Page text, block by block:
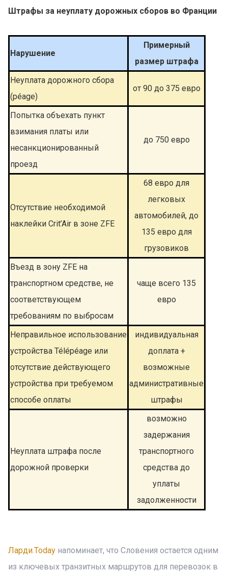
Штрафы за неуплату дорожных сборов во Франции
Нарушение
Примерный
размер штрафа
Неуплата дорожного сбора
(péage)
от 90 до 375 евро
Попытка объехать пункт
взимания платы или
несанкционированный
проезд
до 750 евро
Отсутствие необходимой
наклейки Crit’Air в зоне ZFE
68 евро для
легковых
автомобилей, до
135 евро для
грузовиков
Въезд в зону ZFE на
транспортном средстве, не
соответствующем
требованиям по выбросам
чаще всего 135
евро
Неправильное использование
устройства Télépéage или
отсутствие действующего
устройства при требуемом
способе оплаты
индивидуальная
доплата +
возможные
административные
штрафы
Неуплата штрафа после
дорожной проверки
возможно
задержания
транспортного
средства до
уплаты
задолженности
Ларди.Today напоминает, что Словения остается одним
из ключевых транзитных маршрутов для перевозок в